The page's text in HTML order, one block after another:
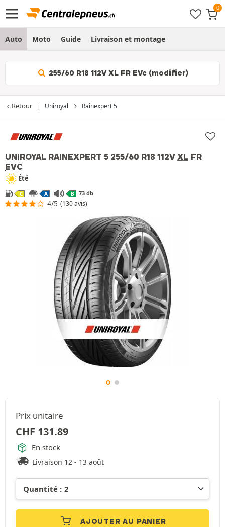
Auto Moto Guide Livraison et montage
255/60 R18 112V XL FR EVc (modifier)
Retour Uniroyal Rainexpert 5
UNIROYAL RAINEXPERT 5 255/60 R18 112V XL FR
EVC
Été
C A B 73 db
4/5 (130 avis)
Prix unitaire
CHF 131.89
En stock
Livraison 12 - 13 août
AJOUTER AU PANIER